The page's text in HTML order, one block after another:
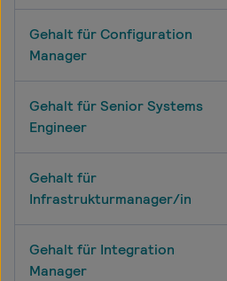
Gehalt für Configuration
Manager
Gehalt für Senior Systems
Engineer
Gehalt für
Infrastrukturmanager/in
Gehalt für Integration
Manager